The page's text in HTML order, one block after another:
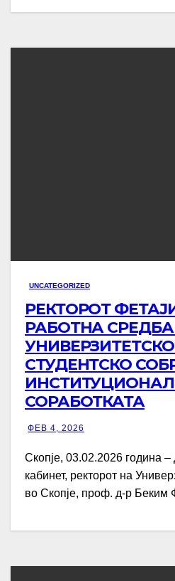
UNCATEGORIZED
РЕКТОРОТ
РАБОТНА
СТУДЕНТСКО
СОРАБОТКАТА
ФЕВ 4, 2026
Скопје, 03.02.2026 година –
кабинет, ректорот на
во Скопје, проф. д-р Беким